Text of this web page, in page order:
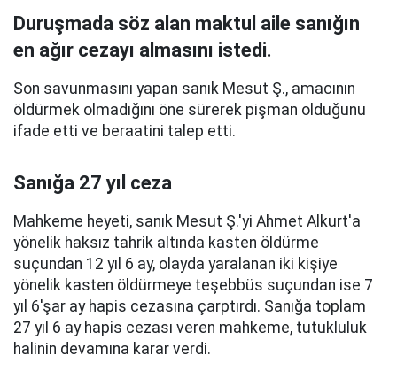
Duruşmada söz alan maktul aile sanığın
en ağır cezayı almasını istedi.
Son savunmasını yapan sanık Mesut Ş., amacının
öldürmek olmadığını öne sürerek pişman olduğunu
ifade etti ve beraatini talep etti.
Sanığa 27 yıl ceza
Mahkeme heyeti, sanık Mesut Ş.'yi Ahmet Alkurt'a
yönelik haksız tahrik altında kasten öldürme
suçundan 12 yıl 6 ay, olayda yaralanan iki kişiye
yönelik kasten öldürmeye teşebbüs suçundan ise 7
yıl 6'şar ay hapis cezasına çarptırdı. Sanığa toplam
27 yıl 6 ay hapis cezası veren mahkeme, tutukluluk
halinin devamına karar verdi.